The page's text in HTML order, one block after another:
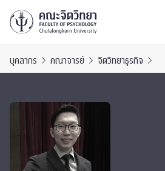
บุคลากร คณาจารย์ จิตวิทยาธุรกิจ